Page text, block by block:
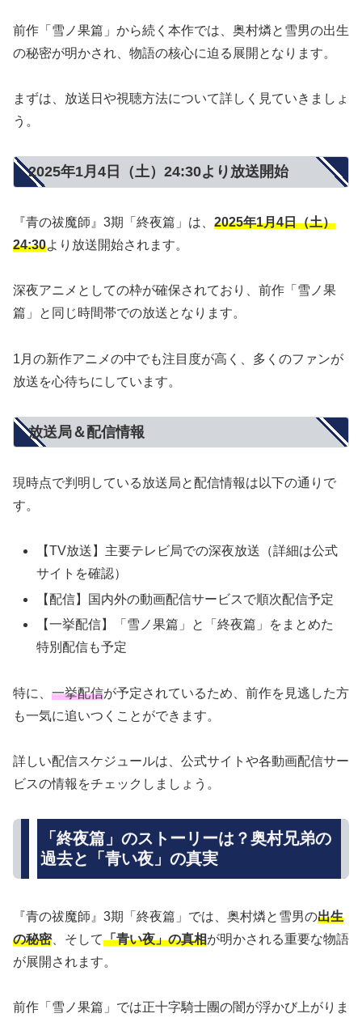
前作「雪ノ果篇」から続く本作では、奥村燐と雪男の出生
の秘密が明かされ、物語の核心に迫る展開となります。
まずは、放送日や視聴方法について詳しく見ていきましょ
う。
2025年1月4日（土）24:30より放送開始
『青の祓魔師』3期「終夜篇」は、 2025年1月4日（土）
24:30より放送開始されます。
深夜アニメとしての枠が確保されており、前作「雪ノ果
篇」と同じ時間帯での放送となります。
1月の新作アニメの中でも注目度が高く、多くのファンが
放送を心待ちにしています。
放送局＆配信情報
現時点で判明している放送局と配信情報は以下の通りで
す。
【TV放送】主要テレビ局での深夜放送（詳細は公式
サイトを確認）
【配信】国内外の動画配信サービスで順次配信予定
【一挙配信】「雪ノ果篇」と「終夜篇」をまとめた
特別配信も予定
特に、 一挙配信が予定されているため、前作を見逃した方
も一気に追いつくことができます。
詳しい配信スケジュールは、公式サイトや各動画配信サー
ビスの情報をチェックしましょう。
「終夜篇」のストーリーは？奥村兄弟の
過去と「青い夜」の真実
『青の祓魔師』3期「終夜篇」では、奥村燐と雪男の出生
の秘密、そして「青い夜」の真相が明かされる重要な物語
が展開されます。
前作「雪ノ果篇」では正十字騎士團の闇が浮かび上がりま